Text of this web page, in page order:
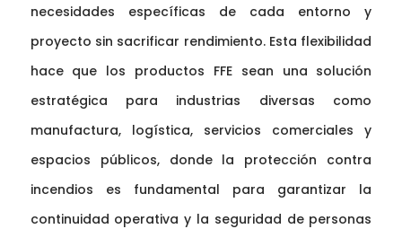
necesidades específicas de cada entorno y
proyecto sin sacrificar rendimiento. Esta flexibilidad
hace que los productos FFE sean una solución
estratégica para industrias diversas como
manufactura, logística, servicios comerciales y
espacios públicos, donde la protección contra
incendios es fundamental para garantizar la
continuidad operativa y la seguridad de personas